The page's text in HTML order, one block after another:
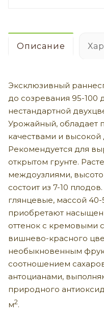
Описание
Эксклюзивный
до созревания 95-100
нестандартной
Урожайный, обладает
качествами и высокой
Рекомендуется для
открытом грунте.
междоузлиями,
состоит из 7-10
глянцевые, массой
приобретают
оттенок с кремовыми
вишнево-красного
необыкновенным
соотношением
антоцианами,
природного
м2.